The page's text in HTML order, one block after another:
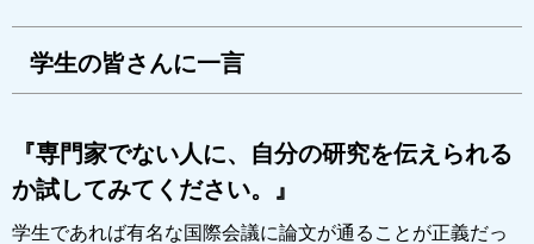
学生の皆さんに一言
『専門家でない人に、自分の研究を伝えられる
か試してみてください。』
学生であれば有名な国際会議に論文が通ることが正義だっ